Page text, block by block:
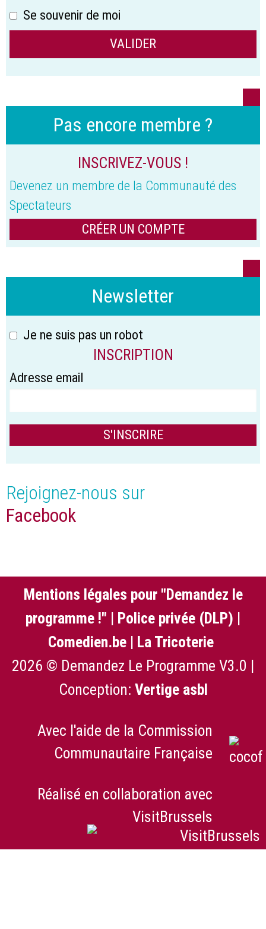
Se souvenir de moi
Pas encore membre ?
INSCRIVEZ-VOUS !
Devenez un membre de la Communauté des
Spectateurs
CRÉER UN COMPTE
Newsletter
Je ne suis pas un robot
INSCRIPTION
Adresse email
Rejoignez-nous sur
Facebook
Mentions légales pour "Demandez le
programme !" | Police privée (DLP) |
Comedien.be | La Tricoterie
2026 © Demandez Le Programme V3.0 |
Conception: Vertige asbl
Avec l'aide de la Commission
Communautaire Française
Réalisé en collaboration avec
VisitBrussels